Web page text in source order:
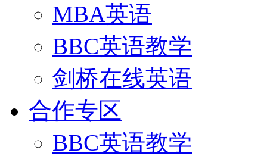
MBA英语
BBC英语教学
剑桥在线英语
合作专区
BBC英语教学